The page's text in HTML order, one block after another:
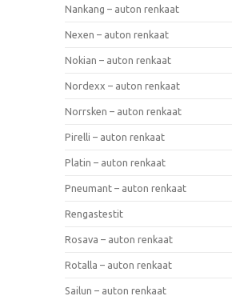
Nankang – auton renkaat
Nexen – auton renkaat
Nokian – auton renkaat
Nordexx – auton renkaat
Norrsken – auton renkaat
Pirelli – auton renkaat
Platin – auton renkaat
Pneumant – auton renkaat
Rengastestit
Rosava – auton renkaat
Rotalla – auton renkaat
Sailun – auton renkaat